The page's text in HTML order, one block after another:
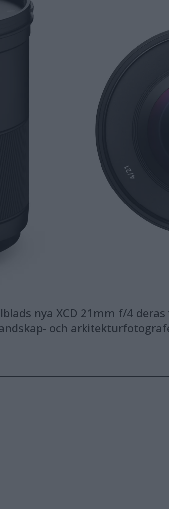
nya XCD 21mm f/4
och